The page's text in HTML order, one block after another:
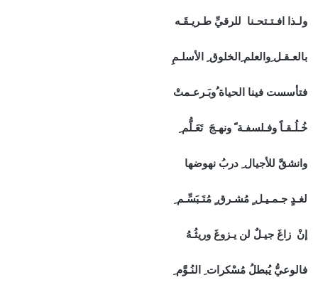
ولـذا افـتـتحـنا للرقيِّ طـريـقَـه
بالعـقـل ِوالعلم ِالخلوق ِ الأسلـمِ
فتأسست فينا الحياة ُوبَـرعـمتْ
خُـلُـقـاً وفـلسفـة ً ونهـجَ تَعَـلُّم ِ
وانشقَّ للأجيال ِ دربُ نهوضها
لغـدٍ جـمـيـل ٍ مُشـرق ٍ مُتَـبَسِّـم ِ
إنْ زاغَ جيـلٌ لن يـزوغَ وريثُـهُ
فالوعيُّ يُبطلُ مُسْكرات ِ النُـوَّم ِ